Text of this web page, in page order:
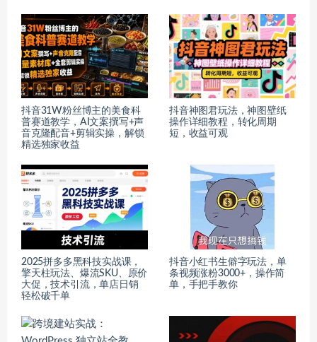
抖音31W粉丝博主的美食科
普赛道教学，AI文案撰写+声
音克隆配音+剪辑实操，解锁
精选独家收益
抖音神图君玩法，神图壁纸
操作详细教程，转化周期
短，收益可观
2025拼多多黑科技实战课，
擎天柱玩法、爆流SKU、原价
大促，技术引流，单店日销
轻松破千单
抖音小红书生僻字玩法，单
条视频涨粉3000+，操作简
单，手把手教你